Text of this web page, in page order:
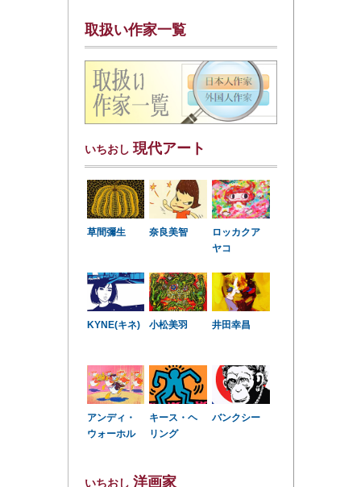
取扱い作家一覧
いちおし 現代アート
草間彌生 奈良美智
ロッカクア
ヤコ
KYNE(キネ) 小松美羽 井田幸昌
アンディ・
ウォーホル
キース・ヘ
リング
バンクシー
いちおし 洋画家